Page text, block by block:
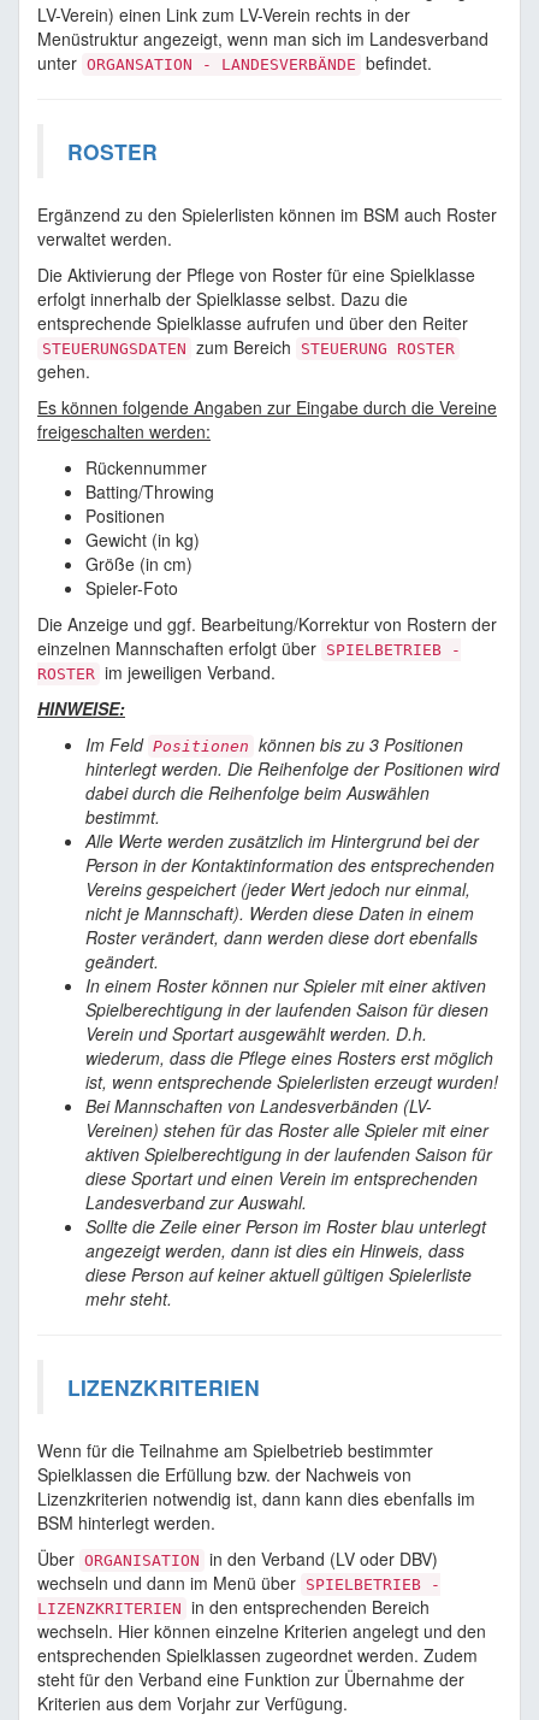
LV-Verein) einen Link zum LV-Verein rechts in der
Menüstruktur angezeigt, wenn man sich im Landesverband
unter ORGANSATION - LANDESVERBÄNDE befindet.
ROSTER
Ergänzend zu den Spielerlisten können im BSM auch Roster
verwaltet werden.
Die Aktivierung der Pflege von Roster für eine Spielklasse
erfolgt innerhalb der Spielklasse selbst. Dazu die
entsprechende Spielklasse aufrufen und über den Reiter
STEUERUNGSDATEN zum Bereich STEUERUNG ROSTER
gehen.
Es können folgende Angaben zur Eingabe durch die Vereine
freigeschalten werden:
Rückennummer
Batting/Throwing
Positionen
Gewicht (in kg)
Größe (in cm)
Spieler-Foto
Die Anzeige und ggf. Bearbeitung/Korrektur von Rostern der
einzelnen Mannschaften erfolgt über SPIELBETRIEB -
ROSTER im jeweiligen Verband.
HINWEISE:
Im Feld Positionen können bis zu 3 Positionen
hinterlegt werden. Die Reihenfolge der Positionen wird
dabei durch die Reihenfolge beim Auswählen
bestimmt.
Alle Werte werden zusätzlich im Hintergrund bei der
Person in der Kontaktinformation des entsprechenden
Vereins gespeichert (jeder Wert jedoch nur einmal,
nicht je Mannschaft). Werden diese Daten in einem
Roster verändert, dann werden diese dort ebenfalls
geändert.
In einem Roster können nur Spieler mit einer aktiven
Spielberechtigung in der laufenden Saison für diesen
Verein und Sportart ausgewählt werden. D.h.
wiederum, dass die Pflege eines Rosters erst möglich
ist, wenn entsprechende Spielerlisten erzeugt wurden!
Bei Mannschaften von Landesverbänden (LV-
Vereinen) stehen für das Roster alle Spieler mit einer
aktiven Spielberechtigung in der laufenden Saison für
diese Sportart und einen Verein im entsprechenden
Landesverband zur Auswahl.
Sollte die Zeile einer Person im Roster blau unterlegt
angezeigt werden, dann ist dies ein Hinweis, dass
diese Person auf keiner aktuell gültigen Spielerliste
mehr steht.
LIZENZKRITERIEN
Wenn für die Teilnahme am Spielbetrieb bestimmter
Spielklassen die Erfüllung bzw. der Nachweis von
Lizenzkriterien notwendig ist, dann kann dies ebenfalls im
BSM hinterlegt werden.
Über ORGANISATION in den Verband (LV oder DBV)
wechseln und dann im Menü über SPIELBETRIEB -
LIZENZKRITERIEN in den entsprechenden Bereich
wechseln. Hier können einzelne Kriterien angelegt und den
entsprechenden Spielklassen zugeordnet werden. Zudem
steht für den Verband eine Funktion zur Übernahme der
Kriterien aus dem Vorjahr zur Verfügung.